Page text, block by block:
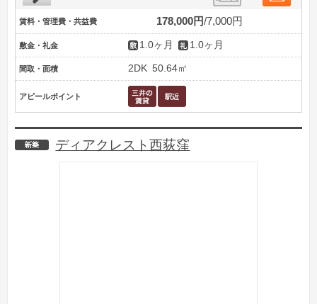
賃料・管理費・共益費 178,000円 7,000円
敷金・礼金 1.0ヶ月 1.0ヶ月
間取・面積 2DK 50.64㎡
アピールポイント
新築
ディアクレスト西荻窪